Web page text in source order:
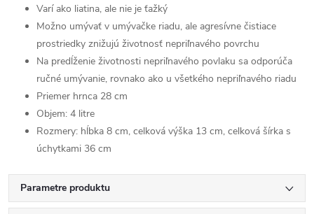
Varí ako liatina, ale nie je ťažký
Možno umývať v umývačke riadu, ale agresívne čistiace
prostriedky znižujú životnosť nepriľnavého povrchu
Na predĺženie životnosti nepriľnavého povlaku sa odporúča
ručné umývanie, rovnako ako u všetkého nepriľnavého riadu
Priemer hrnca 28 cm
Objem: 4 litre
Rozmery: hĺbka 8 cm, celková výška 13 cm, celková šírka s
úchytkami 36 cm
Parametre produktu